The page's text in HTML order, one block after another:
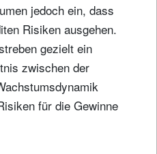
jedoch ein, dass
Risiken ausgehen.
gezielt ein
zwischen der
für die Gewinne